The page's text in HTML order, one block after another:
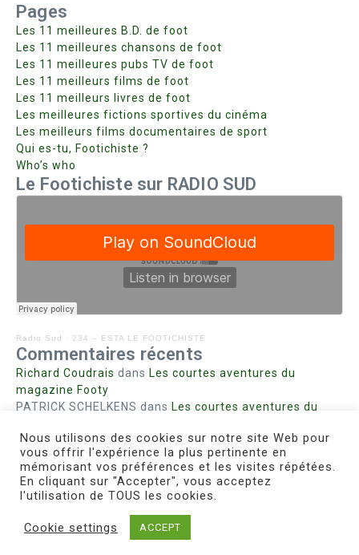
Pages
Les 11 meilleures B.D. de foot
Les 11 meilleures chansons de foot
Les 11 meilleures pubs TV de foot
Les 11 meilleurs films de foot
Les 11 meilleurs livres de foot
Les meilleures fictions sportives du cinéma
Les meilleurs films documentaires de sport
Qui es-tu, Footichiste ?
Who’s who
Le Footichiste sur RADIO SUD
Radio Sud · 234 – ESTA LE FOOTICHISTE
Commentaires récents
Richard Coudrais dans Les courtes aventures du
magazine Footy
PATRICK SCHELKENS dans Les courtes aventures du
Bohn fabiennedans Intrigues sanglantes à Mulhouse
Steph. RUTA dansLust for Nice
MIRMANDdansPieds agiles et champignons
Copyright © 2026 Le Footichiste | Réalisé par
Nous utilisons des cookies sur notre site Web pour
vous offrir l'expérience la plus pertinente en
mémorisant vos préférences et les visites répétées.
En cliquant sur "Accepter", vous acceptez
l'utilisation de TOUS les cookies.
Cookie settings ACCEPT